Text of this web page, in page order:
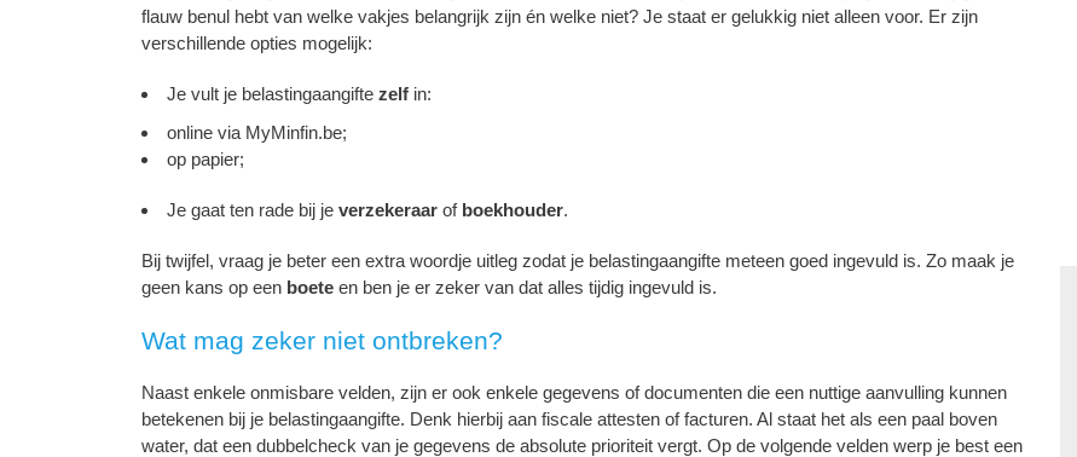
flauw benul hebt van welke vakjes belangrijk zijn én welke niet? Je staat er gelukkig niet alleen voor. Er zijn
verschillende opties mogelijk:
Je vult je belastingaangifte zelf in:
online via MyMinfin.be;
op papier;
Je gaat ten rade bij je verzekeraar of boekhouder.
Bij twijfel, vraag je beter een extra woordje uitleg zodat je belastingaangifte meteen goed ingevuld is. Zo maak je
geen kans op een boete en ben je er zeker van dat alles tijdig ingevuld is.
Wat mag zeker niet ontbreken?
Naast enkele onmisbare velden, zijn er ook enkele gegevens of documenten die een nuttige aanvulling kunnen
betekenen bij je belastingaangifte. Denk hierbij aan fiscale attesten of facturen. Al staat het als een paal boven
water, dat een dubbelcheck van je gegevens de absolute prioriteit vergt. Op de volgende velden werp je best een